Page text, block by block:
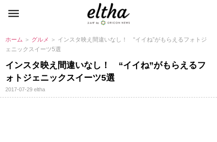
ホーム ＞ グルメ ＞ インスタ映え間違いなし！ “イイね”がもらえるフォトジ
ェニックスイーツ5選
インスタ映え間違いなし！ “イイね”がもらえるフ
ォトジェニックスイーツ5選
2017-07-29eltha